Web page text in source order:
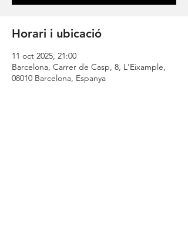
Horari i ubicació
11 oct 2025, 21:00
Barcelona, Carrer de Casp, 8, L'Eixample,
08010 Barcelona, Espanya